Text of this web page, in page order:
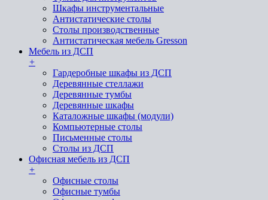
Шкафы инструментальные
Антистатические столы
Столы производственные
Антистатическая мебель Gresson
Мебель из ДСП
+
Гардеробные шкафы из ДСП
Деревянные стеллажи
Деревянные тумбы
Деревянные шкафы
Каталожные шкафы (модули)
Компьютерные столы
Письменные столы
Столы из ДСП
Офисная мебель из ДСП
+
Офисные столы
Офисные тумбы